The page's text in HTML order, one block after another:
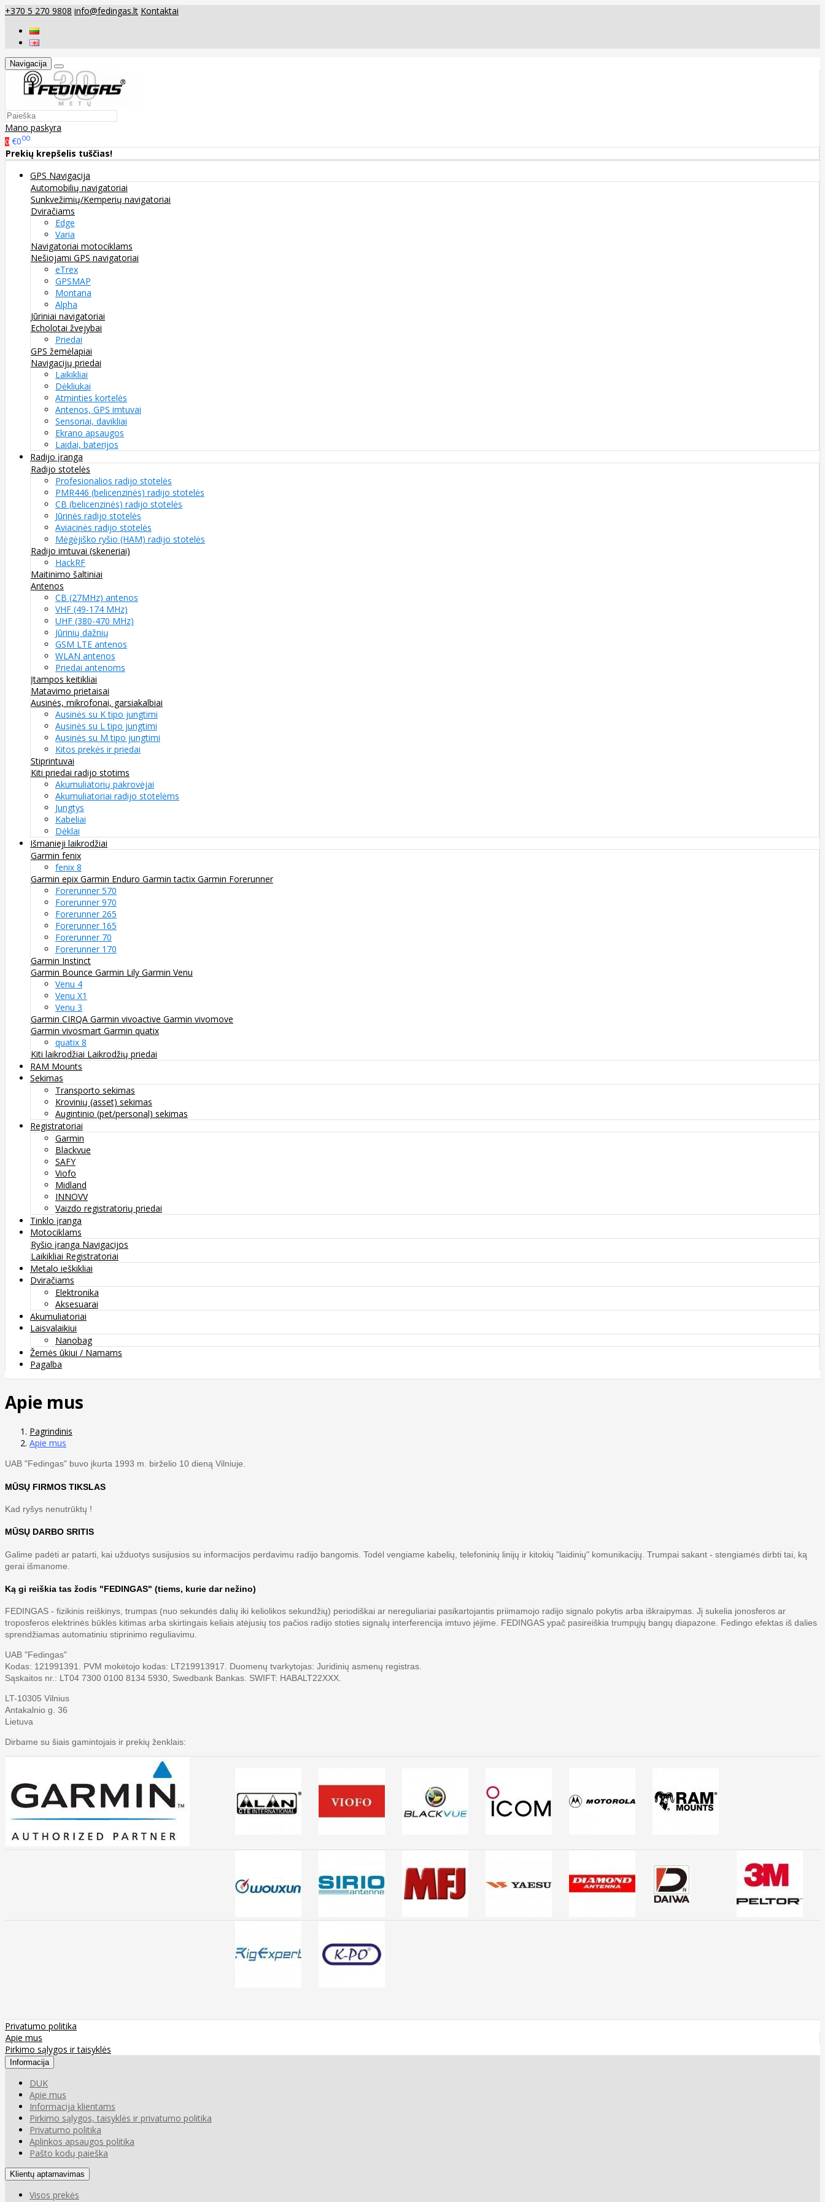
+370 5 270 9808 info@fedingas.lt Kontaktai
Navigacija
Mano paskyra
0 €000
Prekių krepšelis tuščias!
GPS Navigacija
Automobilių navigatoriai
Sunkvežimių/Kemperių navigatoriai
Dviračiams
Edge
Varia
Navigatoriai motociklams
Nešiojami GPS navigatoriai
eTrex
GPSMAP
Montana
Alpha
Jūriniai navigatoriai
Echolotai žvejybai
Priedai
GPS žemėlapiai
Navigacijų priedai
Laikikliai
Dėkliukai
Atminties kortelės
Antenos, GPS imtuvai
Sensoriai, davikliai
Ekrano apsaugos
Laidai, baterijos
Radijo įranga
Radijo stotelės
Profesionalios radijo stotelės
PMR446 (belicenzinės) radijo stotelės
CB (belicenzinės) radijo stotelės
Jūrinės radijo stotelės
Aviacinės radijo stotelės
Mėgėjiško ryšio (HAM) radijo stotelės
Radijo imtuvai (skeneriai)
HackRF
Maitinimo šaltiniai
Antenos
CB (27MHz) antenos
VHF (49-174 MHz)
UHF (380-470 MHz)
Jūrinių dažnių
GSM LTE antenos
WLAN antenos
Priedai antenoms
Įtampos keitikliai
Matavimo prietaisai
Ausinės, mikrofonai, garsiakalbiai
Ausinės su K tipo jungtimi
Ausinės su L tipo jungtimi
Ausinės su M tipo jungtimi
Kitos prekės ir priedai
Stiprintuvai
Kiti priedai radijo stotims
Akumuliatorių pakrovėjai
Akumuliatoriai radijo stotelėms
Jungtys
Kabeliai
Dėklai
Išmanieji laikrodžiai
Garmin fenix
fenix 8
Garmin epix Garmin Enduro Garmin tactix Garmin Forerunner
Forerunner 570
Forerunner 970
Forerunner 265
Forerunner 165
Forerunner 70
Forerunner 170
Garmin Instinct
Garmin Bounce Garmin Lily Garmin Venu
Venu 4
Venu X1
Venu 3
Garmin CIRQA Garmin vivoactive Garmin vivomove
Garmin vivosmart Garmin quatix
quatix 8
Kiti laikrodžiai Laikrodžių priedai
RAM Mounts
Sekimas
Transporto sekimas
Krovinių (asset) sekimas
Augintinio (pet/personal) sekimas
Registratoriai
Garmin
Blackvue
SAFY
Viofo
Midland
INNOVV
Vaizdo registratorių priedai
Tinklo įranga
Motociklams
Ryšio įranga Navigacijos
Laikikliai Registratoriai
Metalo ieškikliai
Dviračiams
Elektronika
Aksesuarai
Akumuliatoriai
Laisvalaikiui
Nanobag
Žemės ūkiui / Namams
Pagalba
Apie mus
Pagrindinis
Apie mus
UAB "Fedingas" buvo įkurta 1993 m. birželio 10 dieną Vilniuje.
MŪSŲ FIRMOS TIKSLAS
Kad ryšys nenutrūktų !
MŪSŲ DARBO SRITIS
Galime padėti ar patarti, kai užduotys susijusios su informacijos perdavimu radijo bangomis. Todėl vengiame kabelių, telefoninių linijų ir kitokių "laidinių" komunikacijų. Trumpai sakant - stengiamės dirbti tai, ką
gerai išmanome.
Ką gi reiškia tas žodis "FEDINGAS" (tiems, kurie dar nežino)
FEDINGAS - fizikinis reiškinys, trumpas (nuo sekundės dalių iki keliolikos sekundžių) periodiškai ar nereguliariai pasikartojantis priimamojo radijo signalo pokytis arba iškraipymas. Jį sukelia jonosferos ar
troposferos elektrinės būklės kitimas arba skirtingais keliais atėjusių tos pačios radijo stoties signalų interferencija imtuvo įėjime. FEDINGAS ypač pasireiškia trumpųjų bangų diapazone. Fedingo efektas iš dalies
sprendžiamas automatiniu stiprinimo reguliavimu.
UAB "Fedingas"
Kodas: 121991391. PVM mokėtojo kodas: LT219913917. Duomenų tvarkytojas: Juridinių asmenų registras.
Sąskaitos nr.: LT04 7300 0100 8134 5930, Swedbank Bankas. SWIFT: HABALT22XXX.
LT-10305 Vilnius
Antakalnio g. 36
Lietuva
Dirbame su šiais gamintojais ir prekių ženklais:
Privatumo politika
Apie mus
Pirkimo sąlygos ir taisyklės
Informacija
DUK
Apie mus
Informacija klientams
Pirkimo sąlygos, taisyklės ir privatumo politika
Privatumo politika
Aplinkos apsaugos politika
Pašto kodų paieška
Klientų aptarnavimas
Visos prekės